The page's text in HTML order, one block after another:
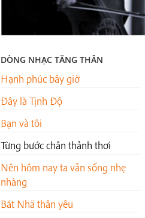
DÒNG NHẠC TĂNG THÂN
Hạnh phúc bây giờ
Đây là Tịnh Độ
Bạn và tôi
Từng bước chân thảnh thơi
Nên hôm nay ta vẫn sống nhẹ
nhàng
Bát Nhã thân yêu